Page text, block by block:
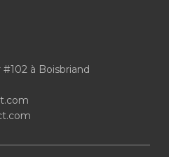
à Boisbriand